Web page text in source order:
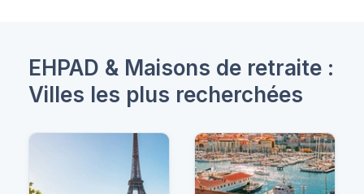
EHPAD & Maisons de retraite :
Villes les plus recherchées